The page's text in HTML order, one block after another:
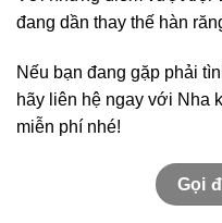
đang dần thay thế hàn
Nếu bạn đang gặp phải
hãy liên hệ ngay với Nha
miễn phí nhé!
Gọi